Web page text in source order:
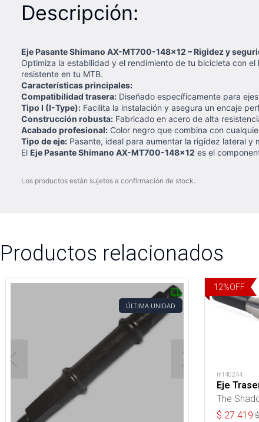
Descripción:
Eje Pasante Shimano AX-MT700-148x12 – Rigidez y
Optimiza la estabilidad y el rendimiento de tu bicicleta con el
resistente en tu MTB.
Características principales:
Compatibilidad trasera: Diseñado específicamente para
Tipo I (I-Type): Facilita la instalación y asegura un encaje
Construcción robusta: Fabricado en acero de alta
Acabado profesional: Color negro que combina con
Tipo de eje: Pasante, ideal para aumentar la rigidez lateral y
El Eje Pasante Shimano AX-MT700-148x12 es el
Los productos están sujetos a confirmación de stock.
Productos relacionados
ÚLTIMA UNIDAD
12%OFF
m140244
Eje
The
$ 27.419